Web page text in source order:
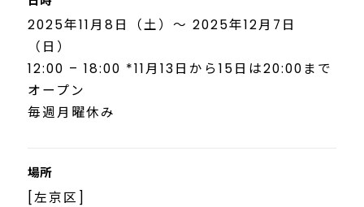
2025年11月8日（土）～ 2025年12月7日
（日）
12:00 – 18:00 *11月13日から15日は20:00まで
オープン
毎週月曜休み
場所
[左京区]